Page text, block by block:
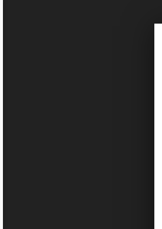
Sketchbook5, 스
Sketchbook5, 스